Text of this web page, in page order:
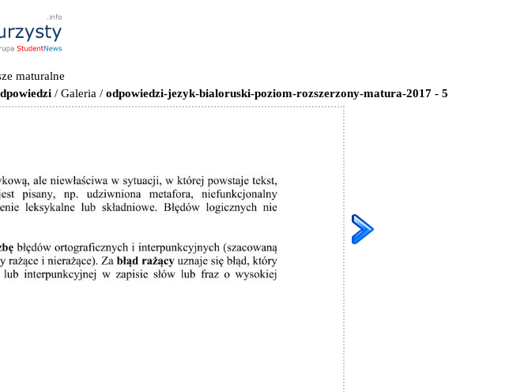
maturalne
/ Galeria / odpowiedzi-jezyk-bialoruski-poziom-rozszerzony-matura-2017 - 5